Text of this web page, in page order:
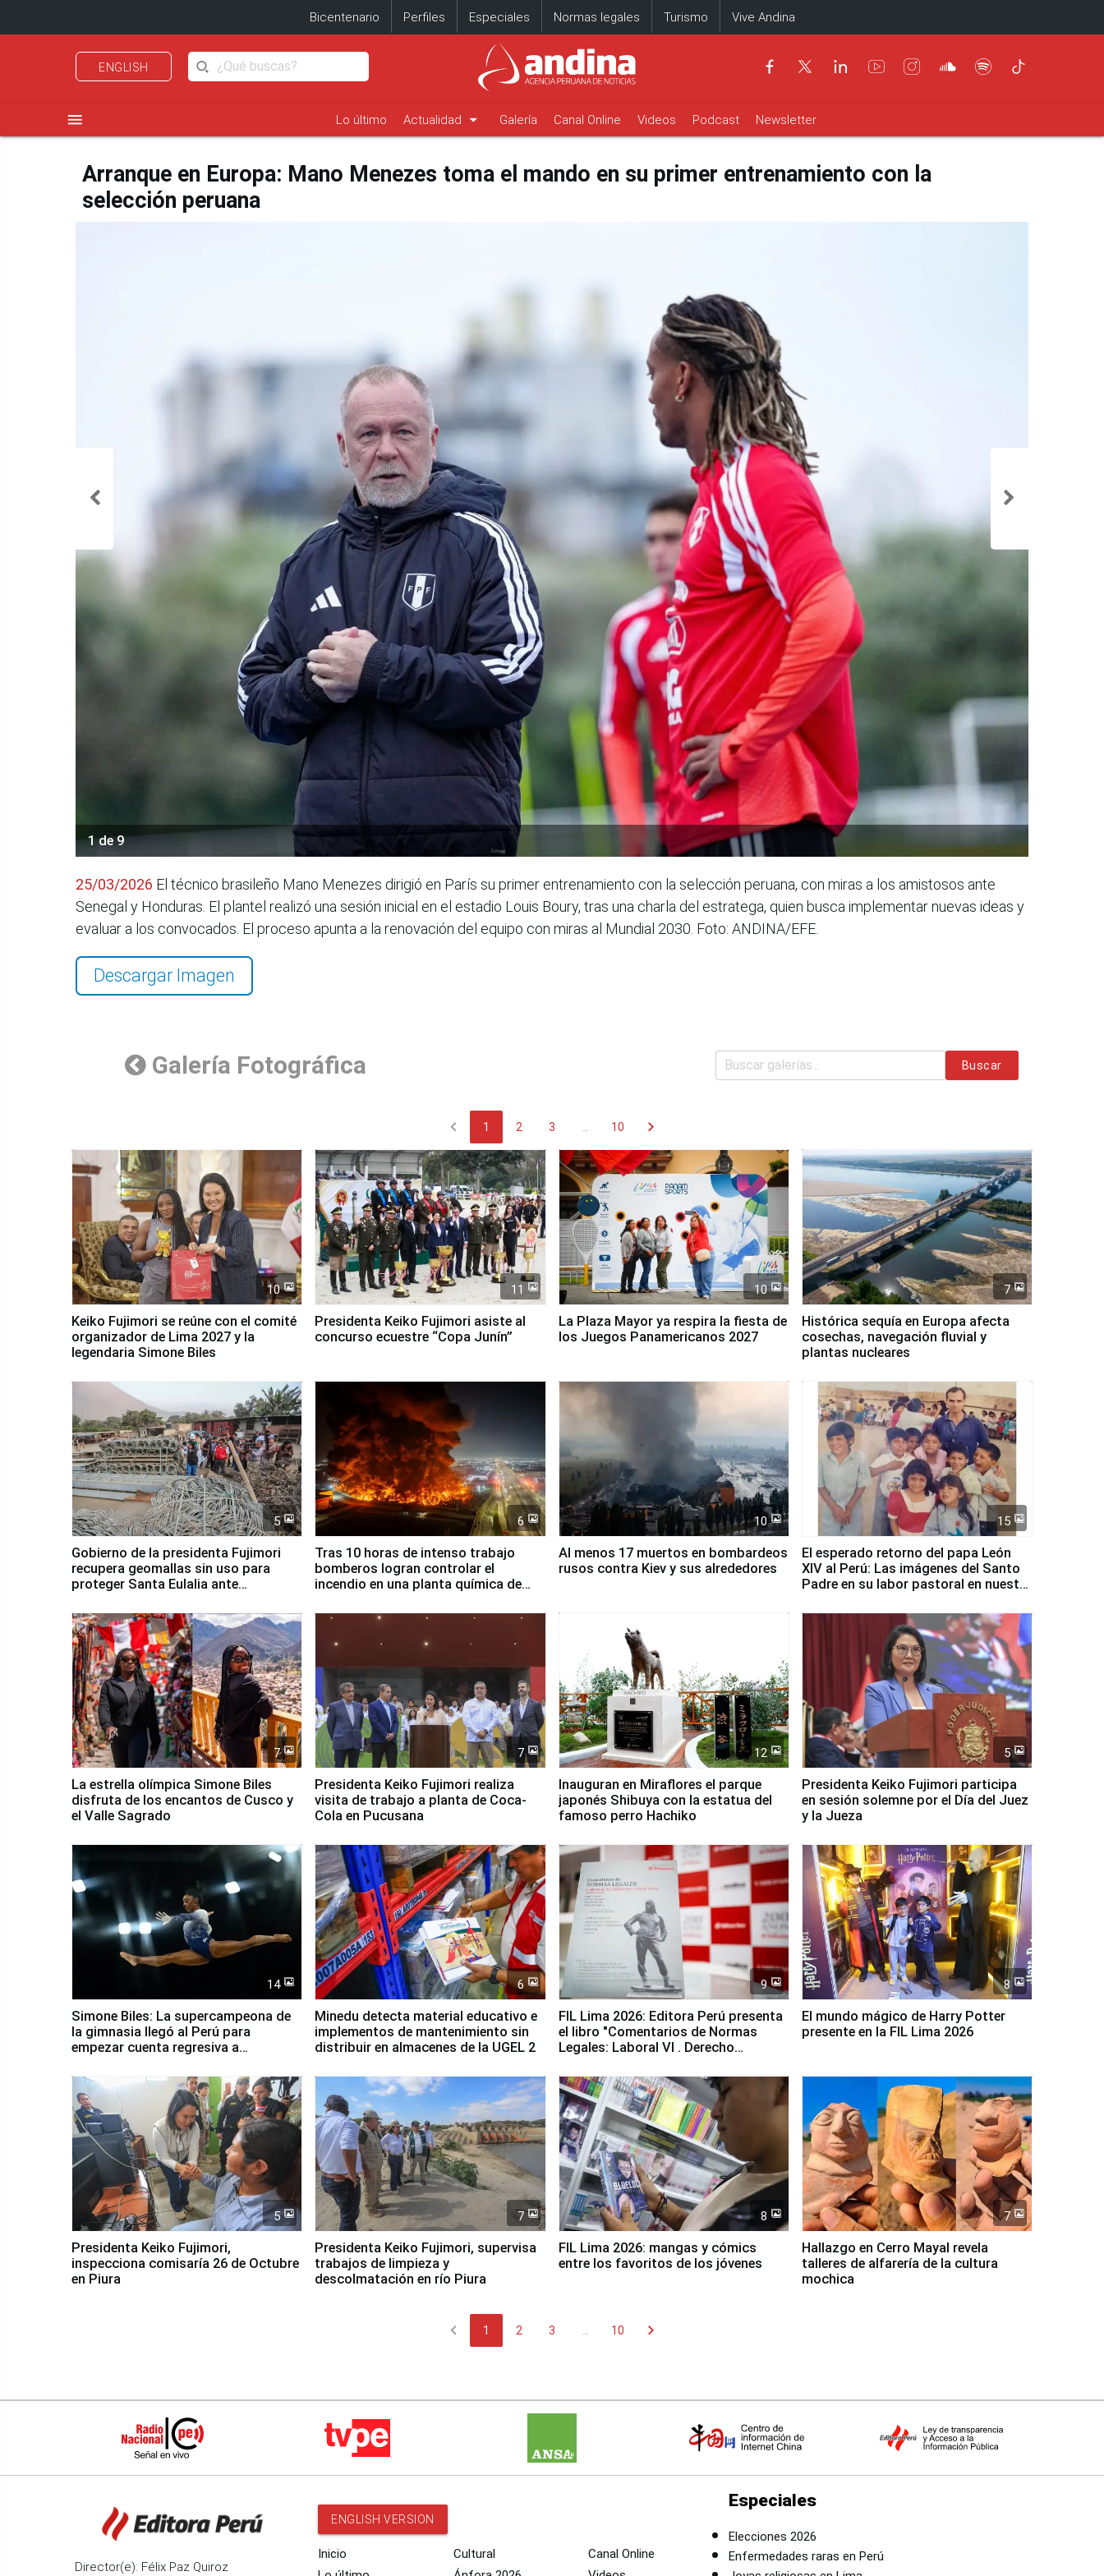
Bicentenario Perfiles Especiales Normas legales Turismo Vive Andina
ENGLISH
menu Lo último Actualidad arrow_drop_down Galería Canal Online Videos Podcast Newsletter
Arranque en Europa: Mano Menezes toma el mando en su primer entrenamiento con la
selección peruana
1 de 9
25/03/2026 El técnico brasileño Mano Menezes dirigió en París su primer entrenamiento con la selección peruana, con miras a los amistosos ante
Senegal y Honduras. El plantel realizó una sesión inicial en el estadio Louis Boury, tras una charla del estratega, quien busca implementar nuevas ideas y
evaluar a los convocados. El proceso apunta a la renovación del equipo con miras al Mundial 2030. Foto: ANDINA/EFE.
Descargar Imagen
Galería Fotográfica Buscar
chevron_left 1 2 3 10 chevron_right
10
Keiko Fujimori se reúne con el comité
organizador de Lima 2027 y la
legendaria Simone Biles
11
Presidenta Keiko Fujimori asiste al
concurso ecuestre “Copa Junín”
10
La Plaza Mayor ya respira la fiesta de
los Juegos Panamericanos 2027
7
Histórica sequía en Europa afecta
cosechas, navegación fluvial y
plantas nucleares
5
Gobierno de la presidenta Fujimori
recupera geomallas sin uso para
proteger Santa Eulalia ante
6
Tras 10 horas de intenso trabajo
bomberos logran controlar el
incendio en una planta química de
10
Al menos 17 muertos en bombardeos
rusos contra Kiev y sus alrededores
15
El esperado retorno del papa León
XIV al Perú: Las imágenes del Santo
Padre en su labor pastoral en nuestro
7
La estrella olímpica Simone Biles
disfruta de los encantos de Cusco y
el Valle Sagrado
7
Presidenta Keiko Fujimori realiza
visita de trabajo a planta de Coca-
Cola en Pucusana
12
Inauguran en Miraflores el parque
japonés Shibuya con la estatua del
famoso perro Hachiko
5
Presidenta Keiko Fujimori participa
en sesión solemne por el Día del Juez
y la Jueza
14
Simone Biles: La supercampeona de
la gimnasia llegó al Perú para
empezar cuenta regresiva a
6
Minedu detecta material educativo e
implementos de mantenimiento sin
distribuir en almacenes de la UGEL 2
9
FIL Lima 2026: Editora Perú presenta
el libro "Comentarios de Normas
Legales: Laboral Vl . Derecho
8
El mundo mágico de Harry Potter
presente en la FIL Lima 2026
5
Presidenta Keiko Fujimori,
inspecciona comisaría 26 de Octubre
en Piura
7
Presidenta Keiko Fujimori, supervisa
trabajos de limpieza y
descolmatación en río Piura
8
FIL Lima 2026: mangas y cómics
entre los favoritos de los jóvenes
7
Hallazgo en Cerro Mayal revela
talleres de alfarería de la cultura
mochica
chevron_left 1 2 3 10 chevron_right
Director(e): Félix Paz Quiroz
ENGLISH VERSION
Inicio
Cultural
Canal Online
Especiales
Elecciones 2026
Enfermedades raras en Perú